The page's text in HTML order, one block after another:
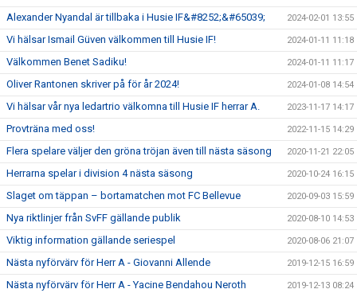
Alexander Nyandal är tillbaka i Husie IF&#8252;&#65039; 2024-02-01 13:55
Vi hälsar Ismail Güven välkommen till Husie IF! 2024-01-11 11:18
Välkommen Benet Sadiku! 2024-01-11 11:17
Oliver Rantonen skriver på för år 2024! 2024-01-08 14:54
Vi hälsar vår nya ledartrio välkomna till Husie IF herrar A. 2023-11-17 14:17
Provträna med oss! 2022-11-15 14:29
Flera spelare väljer den gröna tröjan även till nästa säsong 2020-11-21 22:05
Herrarna spelar i division 4 nästa säsong 2020-10-24 16:15
Slaget om täppan – bortamatchen mot FC Bellevue 2020-09-03 15:59
Nya riktlinjer från SvFF gällande publik 2020-08-10 14:53
Viktig information gällande seriespel 2020-08-06 21:07
Nästa nyförvärv för Herr A - Giovanni Allende 2019-12-15 16:59
Nästa nyförvärv för Herr A - Yacine Bendahou Neroth 2019-12-13 08:24